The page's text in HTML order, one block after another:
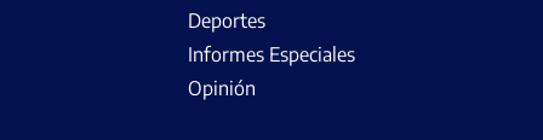
Deportes
Informes Especiales
Opinión